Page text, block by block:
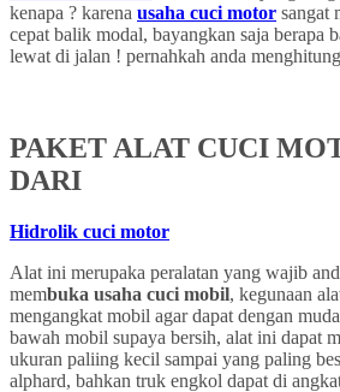
kenapa ? karena usaha cuci motor sangat
cepat balik modal, bayangkan saja berapa
lewat di jalan ! pernahkah anda
PAKET ALAT CUCI
DARI
Hidrolik cuci motor
Alat ini merupaka peralatan yang wajib
membuka usaha cuci mobil, kegunaan
mengangkat mobil agar dapat dengan
bawah mobil supaya bersih, alat ini dapat
ukuran paliing kecil sampai yang paling
alphard, bahkan truk engkol dapat di